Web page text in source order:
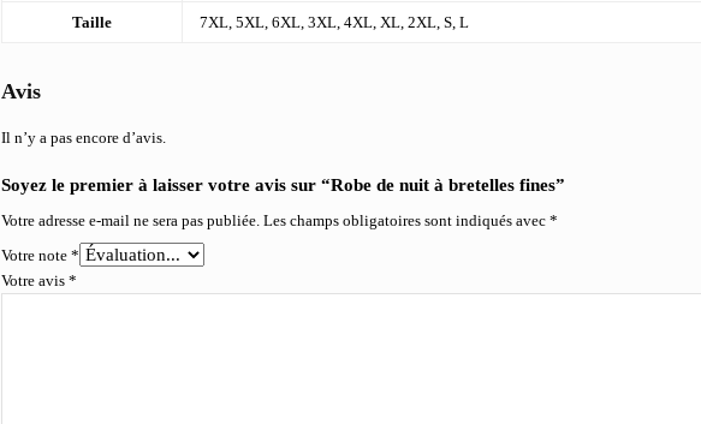
Taille 7XL, 5XL, 6XL, 3XL, 4XL, XL, 2XL, S, L
Avis
Il n’y a pas encore d’avis.
Soyez le premier à laisser votre avis sur “Robe de nuit à bretelles fines”
Votre adresse e-mail ne sera pas publiée. Les champs obligatoires sont indiqués avec*
Votre note*
Votre avis*